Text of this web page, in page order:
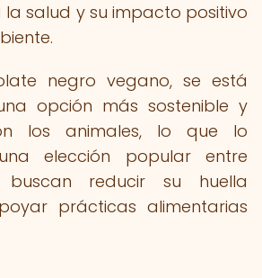
salud y su impacto positivo
negro vegano, se está
opción más sostenible y
los animales, lo que lo
elección popular entre
reducir su huella
prácticas alimentarias